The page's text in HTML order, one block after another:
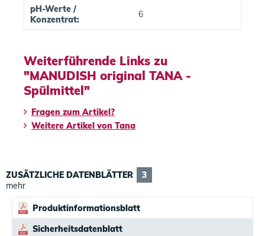
pH-Werte /
Konzentrat:
6
Weiterführende Links zu
"MANUDISH original TANA -
Spülmittel"
Fragen zum Artikel?
Weitere Artikel von Tana
ZUSÄTZLICHE DATENBLÄTTER
3
mehr
Produktinformationsblatt
Sicherheitsdatenblatt